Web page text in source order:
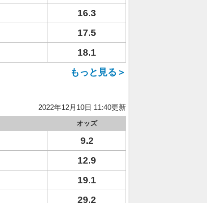
16.3
17.5
18.1
もっと見る＞
2022年12月10日 11:40更新
オッズ
9.2
12.9
19.1
29.2